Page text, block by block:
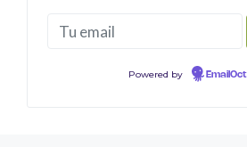
Powered by